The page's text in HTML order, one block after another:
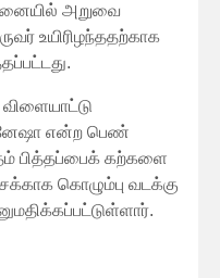
அறுவை
உயிரிழந்ததற்காக
விளையாட்டு
என்ற பெண்
பித்தப்பைக் கற்களை
கொழும்பு வடக்கு